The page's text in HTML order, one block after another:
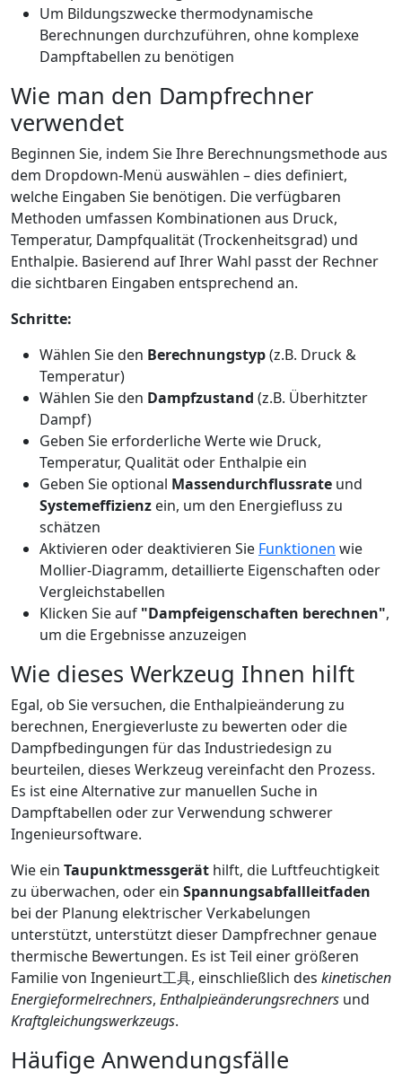
Um Bildungszwecke thermodynamische
Berechnungen durchzuführen, ohne komplexe
Dampftabellen zu benötigen
Wie man den Dampfrechner
verwendet
Beginnen Sie, indem Sie Ihre Berechnungsmethode aus
dem Dropdown-Menü auswählen – dies definiert,
welche Eingaben Sie benötigen. Die verfügbaren
Methoden umfassen Kombinationen aus Druck,
Temperatur, Dampfqualität (Trockenheitsgrad) und
Enthalpie. Basierend auf Ihrer Wahl passt der Rechner
die sichtbaren Eingaben entsprechend an.
Schritte:
Wählen Sie den Berechnungstyp(z.B. Druck &
Temperatur)
Wählen Sie den Dampfzustand (z.B. Überhitzter
Dampf)
Geben Sie erforderliche Werte wie Druck,
Temperatur, Qualität oder Enthalpie ein
Geben Sie optional Massendurchflussrate und
Systemeffizienz ein, um den Energiefluss zu
schätzen
Aktivieren oder deaktivieren Sie Funktionen wie
Mollier-Diagramm, detaillierte Eigenschaften oder
Vergleichstabellen
Klicken Sie auf "Dampfeigenschaften berechnen",
um die Ergebnisse anzuzeigen
Wie dieses Werkzeug Ihnen hilft
Egal, ob Sie versuchen, die Enthalpieänderung zu
berechnen, Energieverluste zu bewerten oder die
Dampfbedingungen für das Industriedesign zu
beurteilen, dieses Werkzeug vereinfacht den Prozess.
Es ist eine Alternative zur manuellen Suche in
Dampftabellen oder zur Verwendung schwerer
Ingenieursoftware.
Wie ein Taupunktmessgerät hilft, die Luftfeuchtigkeit
zu überwachen, oder ein Spannungsabfallleitfaden
bei der Planung elektrischer Verkabelungen
unterstützt, unterstützt dieser Dampfrechner genaue
thermische Bewertungen. Es ist Teil einer größeren
Familie von Ingenieurt工具, einschließlich des kinetischen
Energieformelrechners, Enthalpieänderungsrechners und
Kraftgleichungswerkzeugs.
Häufige Anwendungsfälle